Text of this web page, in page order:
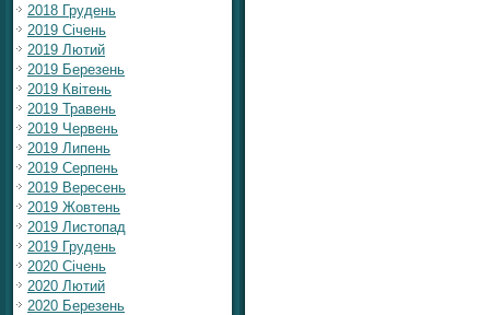
2018 Грудень
2019 Січень
2019 Лютий
2019 Березень
2019 Квітень
2019 Травень
2019 Червень
2019 Липень
2019 Серпень
2019 Вересень
2019 Жовтень
2019 Листопад
2019 Грудень
2020 Січень
2020 Лютий
2020 Березень